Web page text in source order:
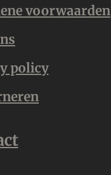
voorwaarden
policy